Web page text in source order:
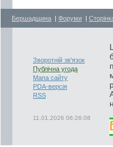
Бершадщина | Форуми |
Зворотній зв'язок
Публічна угода
Мапа сайту
PDA-версія
RSS
11.01.2026 06:26:08